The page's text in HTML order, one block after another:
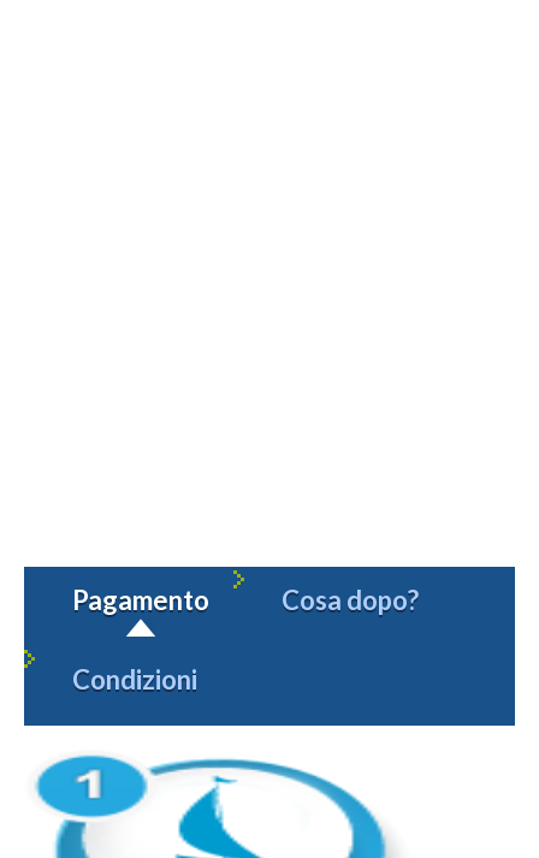
Pagamento Cosa dopo?
Condizioni